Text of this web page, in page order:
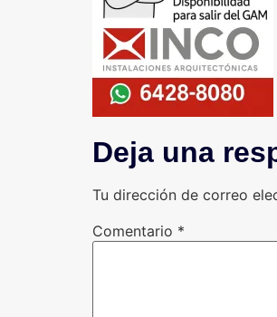
Deja una
Tu dirección de correo
Comentario *